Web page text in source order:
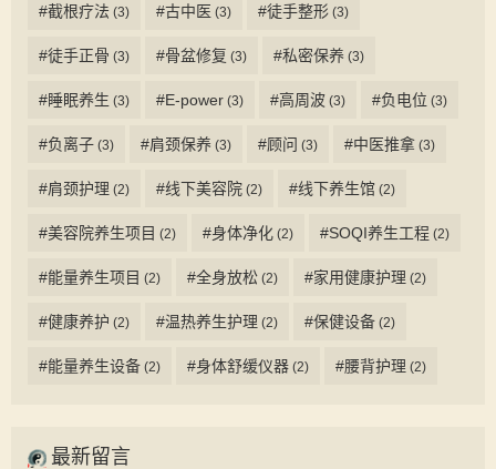
#截根疗法 (3) #古中医 (3) #徒手整形 (3)
#徒手正骨 (3) #骨盆修复 (3) #私密保养 (3)
#睡眠养生 (3) #E-power (3) #高周波 (3) #负电位 (3)
#负离子 (3) #肩颈保养 (3) #顾问 (3) #中医推拿 (3)
#肩颈护理 (2) #线下美容院 (2) #线下养生馆 (2)
#美容院养生项目 (2) #身体净化 (2) #SOQI养生工程 (2)
#能量养生项目 (2) #全身放松 (2) #家用健康护理 (2)
#健康养护 (2) #温热养生护理 (2) #保健设备 (2)
#能量养生设备 (2) #身体舒缓仪器 (2) #腰背护理 (2)
最新留言